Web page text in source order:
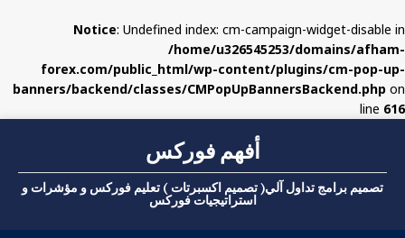
Notice: Undefined index: cm-campaign-widget-disable in
/home/u326545253/domains/afham-
forex.com/public_html/wp-content/plugins/cm-pop-up-
banners/backend/classes/CMPopUpBannersBackend.php on
line 616
أفهم فوركس
تصميم برامج تداول آلي( تصميم اكسبرتات ) تعليم فوركس و مؤشرات و
استراتيجيات فوركس